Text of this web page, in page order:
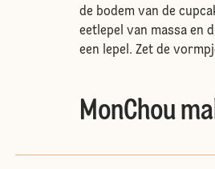
de bodem van de
eetlepel van massa en
een lepel. Zet de
MonChou